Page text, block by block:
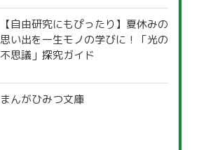
【自由研究にもぴったり】夏休みの
思い出を一生モノの学びに！「光の
不思議」探究ガイド
まんがひみつ文庫